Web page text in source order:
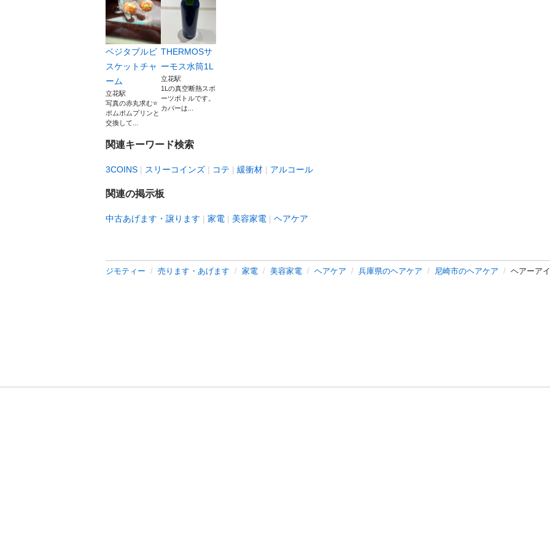
ベジタブルビ
スケットチャ
ーム
立花駅
写真の赤丸求む⭐️
ポムポムプリンと
交換して...
THERMOSサ
ーモス水筒1L
立花駅
1Lの真空断熱スポ
ーツボトルです。
カバーは...
関連キーワード検索
3COINS スリーコインズ コテ 緩衝材 アルコール
関連の掲示板
中古あげます・譲ります 家電 美容家電 ヘアケア
ジモティー 売ります・あげます 家電 美容家電 ヘアケア 兵庫県のヘアケア 尼崎市のヘアケア ヘアーア